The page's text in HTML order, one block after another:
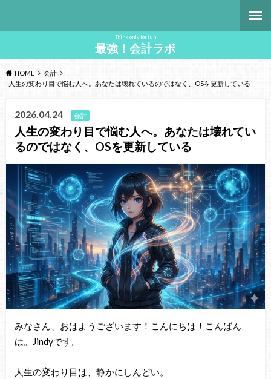
Think only for fun
最強！会計ラボ
HOME
会計
人生の変わり目で悩む人へ。あなたは壊れているのではなく、OSを更新している
2026.04.24 会計
人生の変わり目で悩む人へ。あなたは壊れてい
るのではなく、OSを更新している
みなさん、おはようございます！こんにちは！こんばん
は。Jindyです。
人生の変わり目は、静かにしんどい。